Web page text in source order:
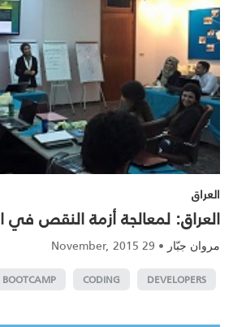
العراق
العراق: لمعالجة أزمة النقص في
مروان جبّار •
29 November, 2015
DEVELOPERS
CODING
BOOTCAMP